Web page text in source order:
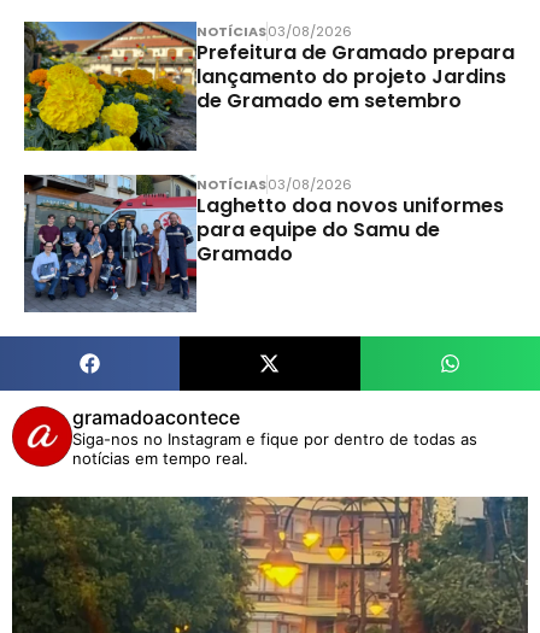
NOTÍCIAS03/08/2026
Prefeitura de Gramado prepara
lançamento do projeto Jardins
de Gramado em setembro
NOTÍCIAS03/08/2026
Laghetto doa novos uniformes
para equipe do Samu de
Gramado
gramadoacontece
Siga-nos no Instagram e fique por dentro de todas as
notícias em tempo real.